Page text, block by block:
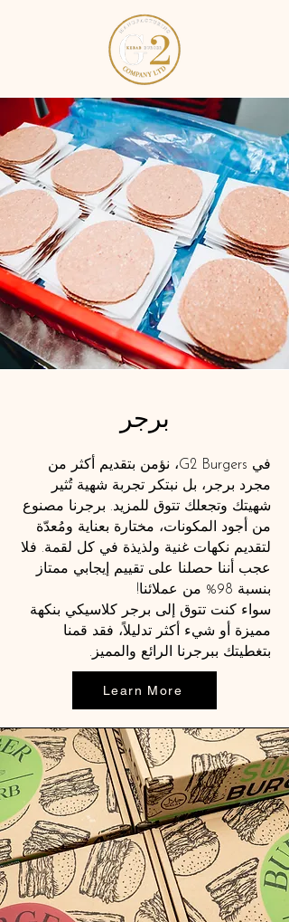
برجر
في G2 Burgers، نؤمن بتقديم أكثر من
مجرد برجر، بل نبتكر تجربة شهية تُثير
شهيتك وتجعلك تتوق للمزيد. برجرنا مصنوع
من أجود المكونات، مختارة بعناية ومُعدّة
لتقديم نكهات غنية ولذيذة في كل لقمة. فلا
عجب أننا حصلنا على تقييم إيجابي ممتاز
بنسبة 98% من عملائنا!
سواء كنت تتوق إلى برجر كلاسيكي بنكهة
مميزة أو شيء أكثر تدليلاً، فقد قمنا
بتغطيتك ببرجرنا الرائع والمميز.
Learn More